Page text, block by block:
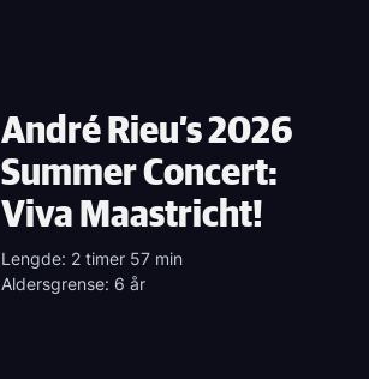
André Rieu’s 2026
Summer Concert:
Viva Maastricht!
Lengde: 2 timer 57 min
Aldersgrense: 6 år